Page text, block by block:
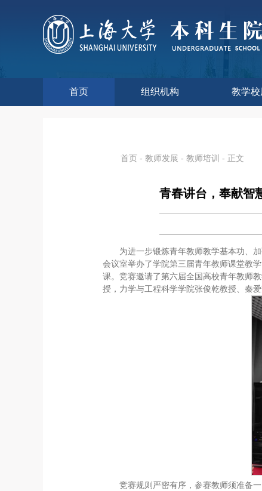
首页 组织机构 教学校
首页 - 教师发展 - 教师培训 - 正文
青春讲台，奉献智
为进一步锻炼青年教师教学基本功、
会议室举办了学院第三届青年教师课堂教
课。竞赛邀请了第六届全国高校青年教师
授，力学与工程科学学院张俊乾教授、秦
竞赛规则严密有序，参赛教师须准备